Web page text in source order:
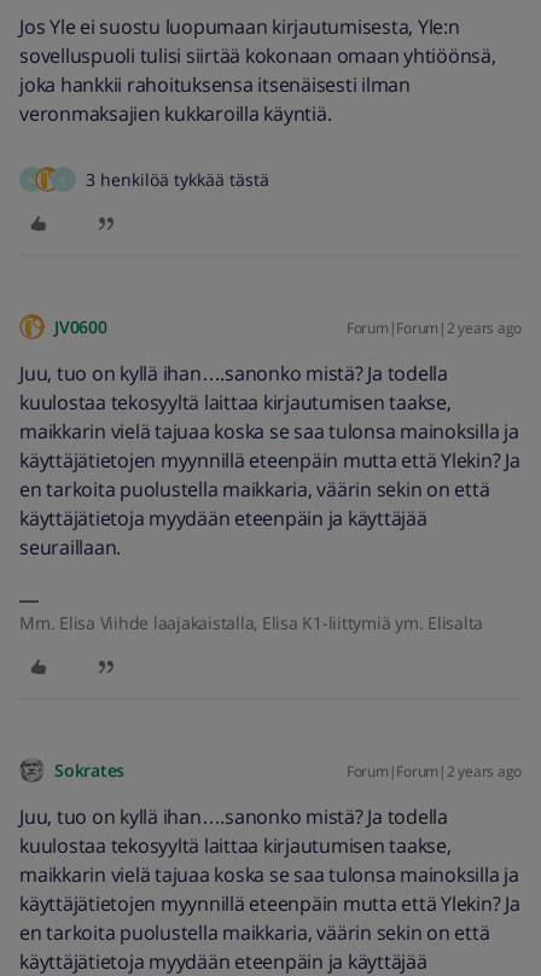
Jos Yle ei suostu luopumaan kirjautumisesta, Yle:n
sovelluspuoli tulisi siirtää kokonaan omaan yhtiöönsä,
joka hankkii rahoituksensa itsenäisesti ilman
veronmaksajien kukkaroilla käyntiä.
M 3 henkilöä tykkää tästä
JV0600 Forum|Forum|2 years ago
Juu, tuo on kyllä ihan….sanonko mistä? Ja todella
kuulostaa tekosyyltä laittaa kirjautumisen taakse,
maikkarin vielä tajuaa koska se saa tulonsa mainoksilla ja
käyttäjätietojen myynnillä eteenpäin mutta että Ylekin? Ja
en tarkoita puolustella maikkaria, väärin sekin on että
käyttäjätietoja myydään eteenpäin ja käyttäjää
seuraillaan.
Mm. Elisa Viihde laajakaistalla, Elisa K1-liittymiä ym. Elisalta
Sokrates Forum|Forum|2 years ago
Juu, tuo on kyllä ihan….sanonko mistä? Ja todella
kuulostaa tekosyyltä laittaa kirjautumisen taakse,
maikkarin vielä tajuaa koska se saa tulonsa mainoksilla ja
käyttäjätietojen myynnillä eteenpäin mutta että Ylekin? Ja
en tarkoita puolustella maikkaria, väärin sekin on että
käyttäjätietoja myydään eteenpäin ja käyttäjää